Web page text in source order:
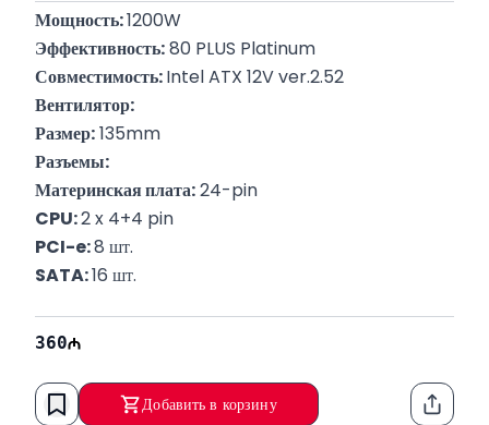
Мощность: 1200W
Эффективность: 80 PLUS Platinum
Совместимость: Intel ATX 12V ver.2.52
Вентилятор:
Размер: 135mm
Разъемы:
Материнская плата: 24-pin
CPU: 2 x 4+4 pin
PCI-e: 8 шт.
SATA: 16 шт.
Гарантия:
360
Добавить в корзину